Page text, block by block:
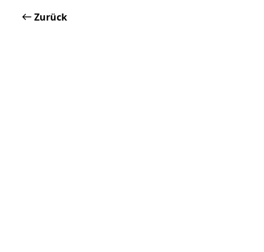
Zurück